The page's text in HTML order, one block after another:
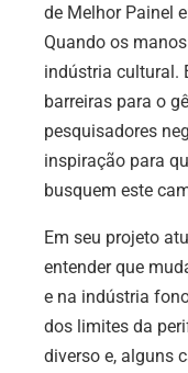
de Melhor Painel
Quando os
indústria cultural.
barreiras para o
pesquisadores
inspiração para
busquem este
Em seu projeto
entender que
e na indústria
dos limites da
diverso e, alguns